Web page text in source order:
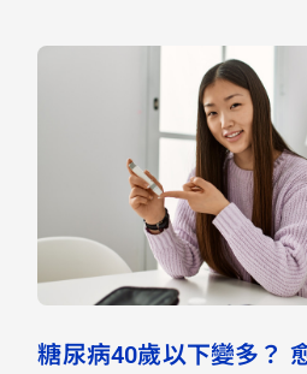
糖尿病40歲以下變多？